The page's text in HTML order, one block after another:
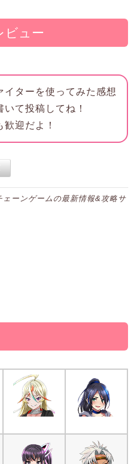
ビュー
イターを使ってみた感想
て投稿してね！
迎だよ！
ーンゲームの最新情報&攻略サ